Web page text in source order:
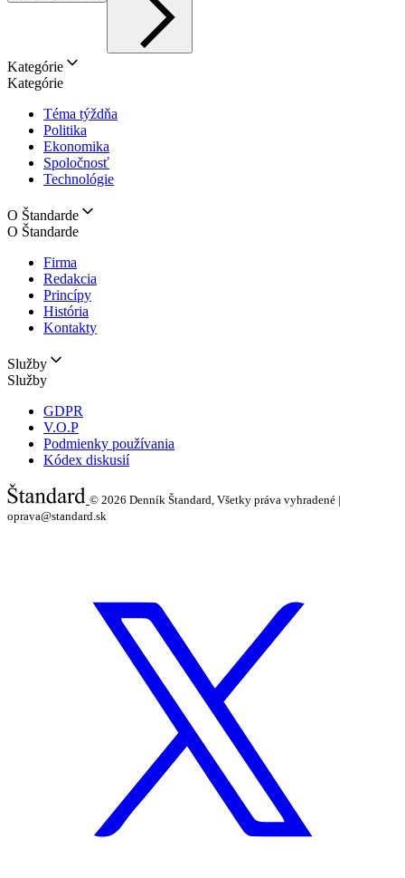
Kategórie
Kategórie
Téma týždňa
Politika
Ekonomika
Spoločnosť
Technológie
O Štandarde
O Štandarde
Firma
Redakcia
Princípy
História
Kontakty
Služby
Služby
GDPR
V.O.P
Podmienky používania
Kódex diskusií
© 2026 Denník Štandard, Všetky práva vyhradené |
oprava@standard.sk